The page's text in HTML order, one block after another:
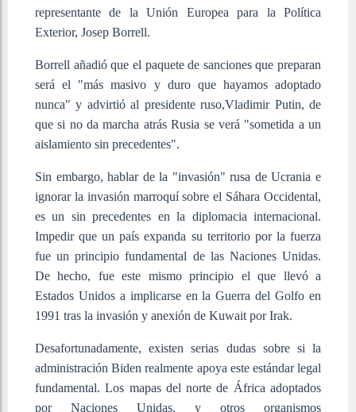
representante de la Unión Europea para la Política
Exterior, Josep Borrell.
Borrell añadió que el paquete de sanciones que preparan
será el "más masivo y duro que hayamos adoptado
nunca" y advirtió al presidente ruso,Vladimir Putin, de
que si no da marcha atrás Rusia se verá "sometida a un
aislamiento sin precedentes".
Sin embargo, hablar de la "invasión" rusa de Ucrania e
ignorar la invasión marroquí sobre el Sáhara Occidental,
es un sin precedentes en la diplomacia internacional.
Impedir que un país expanda su territorio por la fuerza
fue un principio fundamental de las Naciones Unidas.
De hecho, fue este mismo principio el que llevó a
Estados Unidos a implicarse en la Guerra del Golfo en
1991 tras la invasión y anexión de Kuwait por Irak.
Desafortunadamente, existen serias dudas sobre si la
administración Biden realmente apoya este estándar legal
fundamental. Los mapas del norte de África adoptados
por Naciones Unidas, y otros organismos